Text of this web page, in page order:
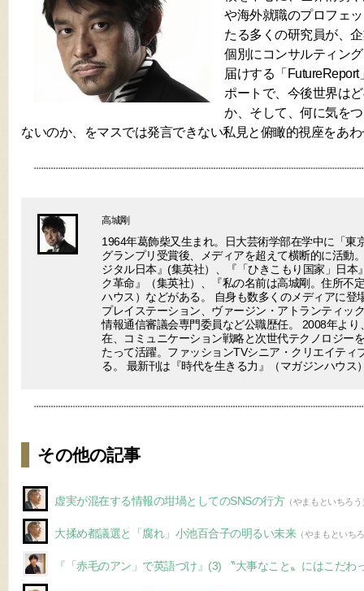
や海外就職のプロフェ
たる多くの研究員が、
個別にコンサルティン
届けする「
ポートで、今後世界は
か、そして、何に気を
ないのか、をマスでは発言できない私見と俯瞰的視座をあ
高城剛
1964年葛飾柴又生まれ。日大芸術学部在学中に「東
グランプリ受賞後、メディアを超えて横断的に活
ジタル日本』(集英社）、『「ひきこもり国家」日本
ク革命』（集英社）、『私の名前は高城剛。住所不
ハウス）などがある。 自身も数多くのメディアに登
プレイステーション、ヴァージン・アトランティッ
情報通信審議会専門委員など公職歴任。 2008年よ
在、コミュニケーション戦略と次世代テクノロジー
たって活躍。ファッションTVシニア・クリエイティ
る。 最新刊は『時代を生きる力』（マガジンハウス
その他の記事
虚実が混在する情報の坩堝としてのSNSの行方（やまもといちろう
大揉め都議選と「腐れ」小池百合子の明るい未来（やまもといち
『「赤毛のアン」で英語づけ』(3) 〝大事なこと〟にはこだわ